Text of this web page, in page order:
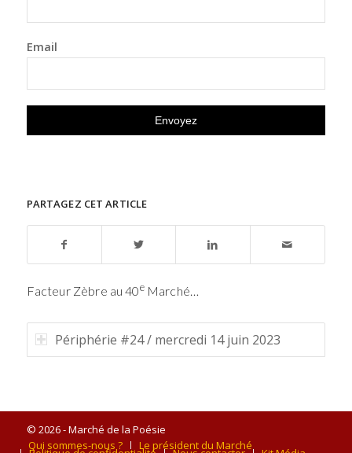
Email
PARTAGEZ CET ARTICLE
Facteur Zèbre au 40eMarché…
Périphérie #24 / mercredi 14 juin 2023
© 2026 - Marché de la Poésie
Qui sommes-nous ?
Le président du Marché